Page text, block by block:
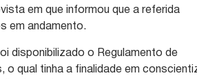
em que informou que a referida
em andamento.
disponibilizado o Regulamento de
o qual tinha a finalidade em